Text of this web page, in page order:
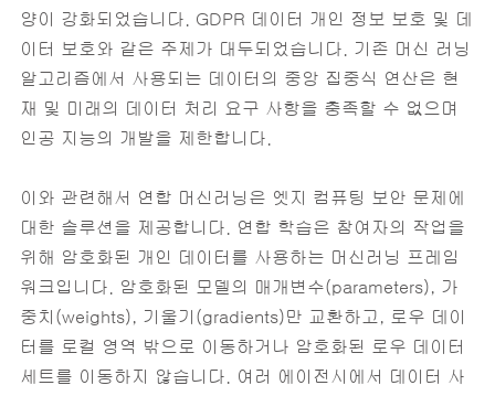
양이 강화되었습니다. GDPR 데이터 개인 정보 보호 및 데
이터 보호와 같은 주제가 대두되었습니다.‎ ‎기존 머신 러닝
알고리즘에서 사용되는 데이터의 중앙 집중식 연산은 현
재 및 미래의 데이터 처리 요구 사항을 충족할 수 없으며
인공 지능의 개발을 제한합니다.‎
이와 관련해서 연합 머신러닝은 엣지 컴퓨팅 보안 문제에
대한 솔루션을 제공합니다. 연합 학습은 참여자의 작업을
위해 암호화된 개인 데이터를 사용하는 머신러닝 프레임
워크입니다. 암호화된 모델의 매개변수(parameters), 가
중치(weights), 기울기(gradients)만 교환하고, 로우 데이
터를 로컬 영역 밖으로 이동하거나 암호화된 로우 데이터
세트를 이동하지 않습니다. 여러 에이전시에서 데이터 사